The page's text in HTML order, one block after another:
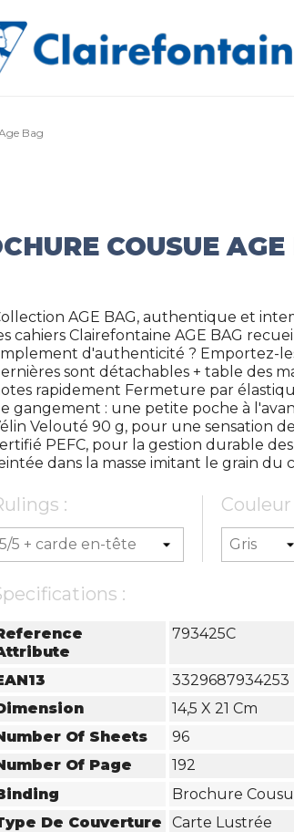
Bag
COUSUE
AGE BAG, authentique et
cahiers Clairefontaine AGE BAG
d'authenticité ? Emportez-
sont détachables + table des
rapidement Fermeture par
gangement : une petite poche à
Velouté 90 g, pour une sensation
PEFC, pour la gestion durable
dans la masse imitant le grain du
:
:
793425C
3329687934253
14,5 X 21 Cm
Of Sheets
96
Of Page
192
Brochure
De Couverture
Carte Lustrée